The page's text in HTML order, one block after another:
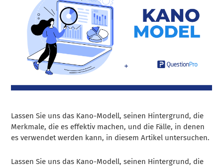
Lassen Sie uns das Kano-Modell, seinen Hintergrund, die
Merkmale, die es effektiv machen, und die Fälle, in denen
es verwendet werden kann, in diesem Artikel untersuchen.
Lassen Sie uns das Kano-Modell, seinen Hintergrund, die